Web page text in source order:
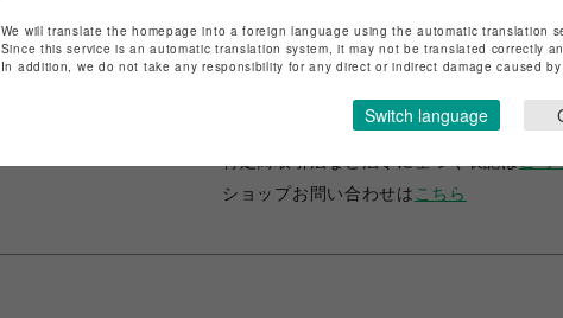
池袋PARCO
ショップお問い合わせは こちら
We will translate the homepage into a foreign language using the automatic translation
Since this service is an automatic translation system, it may not be translated correctly
In addition, we do not take any responsibility for any direct or indirect damage caused
Switch language